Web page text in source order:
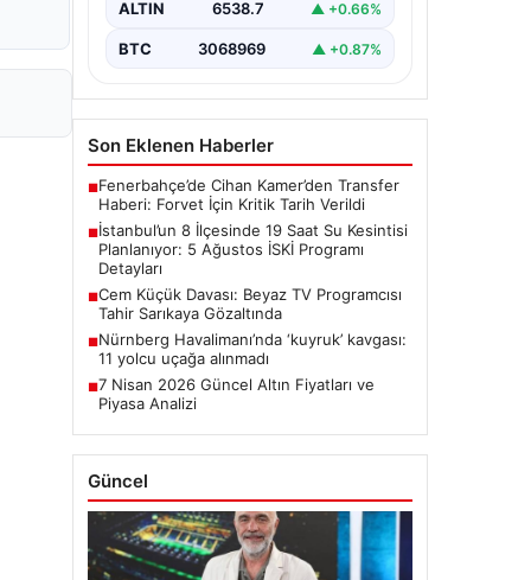
çalışmaları kapsamında…
ALTIN 6538.7 ▲ +0.66%
BTC 3068969 ▲ +0.87%
Son Eklenen Haberler
■Fenerbahçe’de Cihan Kamer’den Transfer
Haberi: Forvet İçin Kritik Tarih Verildi
■İstanbul’un 8 İlçesinde 19 Saat Su Kesintisi
Planlanıyor: 5 Ağustos İSKİ Programı
Detayları
■Cem Küçük Davası: Beyaz TV Programcısı
Tahir Sarıkaya Gözaltında
■Nürnberg Havalimanı’nda ‘kuyruk’ kavgası:
11 yolcu uçağa alınmadı
■7 Nisan 2026 Güncel Altın Fiyatları ve
Piyasa Analizi
Güncel